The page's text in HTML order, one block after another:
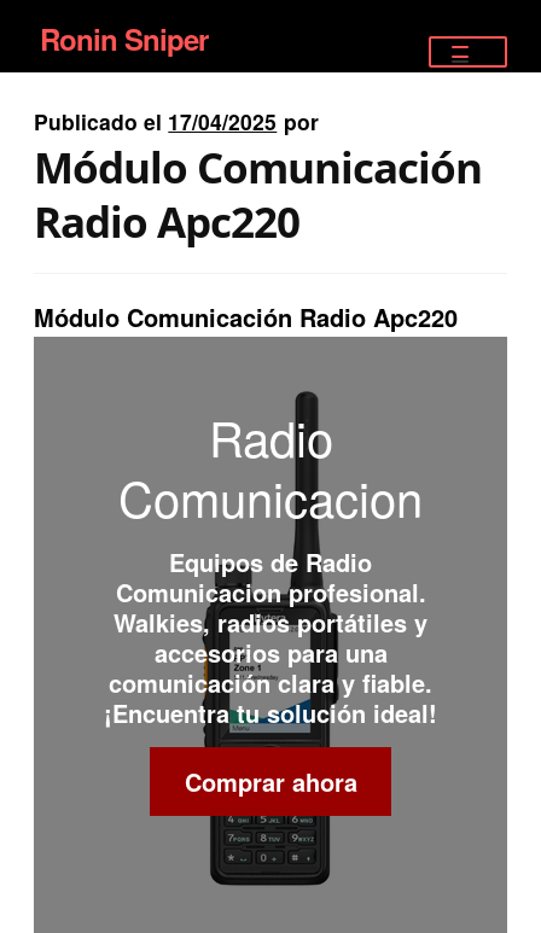
Ir
a
la
navegación
Ir
al
contenido
Ronin Sniper
EQUIPAMIENTO ÉLITE
PISTOLAS
SATELITALES
Publicado el 17/04/2025 por
Módulo Comunicación
Radio Apc220
Módulo Comunicación Radio Apc220
Radio
Comunicacion
Equipos de Radio
Comunicacionprofesional.
Walkies, radios portátiles y
accesorios para una
comunicación clara y fiable.
¡Encuentra tu solución ideal!
Comprar ahora